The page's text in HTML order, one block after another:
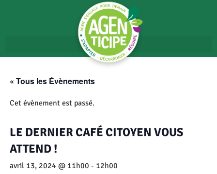
« Tous les Évènements
Cet évènement est passé.
LE DERNIER CAFÉ CITOYEN VOUS
ATTEND !
avril 13, 2024 @ 11h00 - 12h00